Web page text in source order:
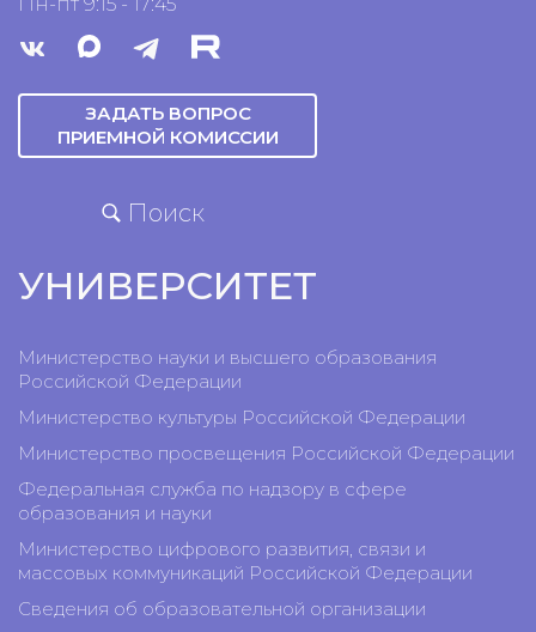
ЗАДАТЬ ВОПРОС
ПРИЕМНОЙ КОМИССИИ
Поиск
УНИВЕРСИТЕТ
Министерство науки и высшего образования
Российской Федерации
Министерство культуры Российской Федерации
Министерство просвещения Российской Федерации
Федеральная служба по надзору в сфере
образования и науки
Министерство цифрового развития, связи и
массовых коммуникаций Российской Федерации
Сведения об образовательной организации